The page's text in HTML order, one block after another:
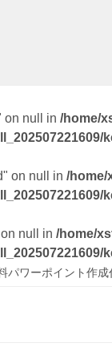
on null in /home/
on null in /home/
null in /home/
パワーポイント作成